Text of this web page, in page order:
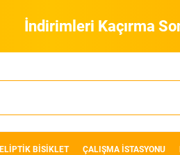
İndirimleri Kaçırma
ELİPTİK BİSİKLET ÇALIŞMA İSTASYONU